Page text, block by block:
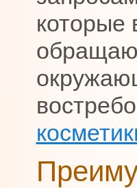
которые